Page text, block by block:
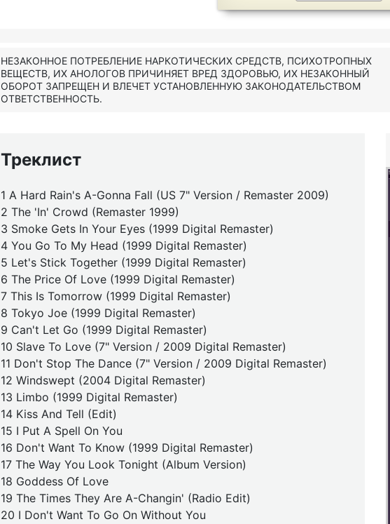
НЕЗАКОННОЕ ПОТРЕБЛЕНИЕ НАРКОТИЧЕСКИХ СРЕДСТВ, ПСИХОТРОПНЫХ
ВЕЩЕСТВ, ИХ АНОЛОГОВ ПРИЧИНЯЕТ ВРЕД ЗДОРОВЬЮ, ИХ НЕЗАКОННЫЙ
ОБОРОТ ЗАПРЕЩЕН И ВЛЕЧЕТ УСТАНОВЛЕННУЮ ЗАКОНОДАТЕЛЬСТВОМ
ОТВЕТСТВЕННОСТЬ.
Треклист
1 A Hard Rain's A-Gonna Fall (US 7" Version / Remaster 2009)
2 The 'In' Crowd (Remaster 1999)
3 Smoke Gets In Your Eyes (1999 Digital Remaster)
4 You Go To My Head (1999 Digital Remaster)
5 Let's Stick Together (1999 Digital Remaster)
6 The Price Of Love (1999 Digital Remaster)
7 This Is Tomorrow (1999 Digital Remaster)
8 Tokyo Joe (1999 Digital Remaster)
9 Can't Let Go (1999 Digital Remaster)
10 Slave To Love (7" Version / 2009 Digital Remaster)
11 Don't Stop The Dance (7" Version / 2009 Digital Remaster)
12 Windswept (2004 Digital Remaster)
13 Limbo (1999 Digital Remaster)
14 Kiss And Tell (Edit)
15 I Put A Spell On You
16 Don't Want To Know (1999 Digital Remaster)
17 The Way You Look Tonight (Album Version)
18 Goddess Of Love
19 The Times They Are A-Changin' (Radio Edit)
20 I Don't Want To Go On Without You